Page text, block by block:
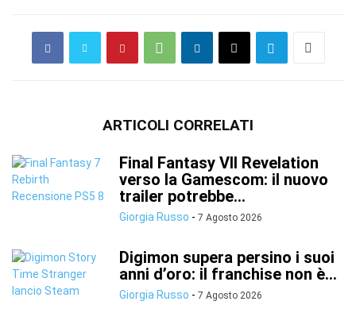
ARTICOLI CORRELATI
Final Fantasy VII Revelation
verso la Gamescom: il nuovo
trailer potrebbe...
Giorgia Russo - 7 Agosto 2026
Digimon supera persino i suoi
anni d’oro: il franchise non è...
Giorgia Russo - 7 Agosto 2026